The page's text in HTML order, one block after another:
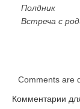
Полдник
Встреча с
Comments are
Комментарии